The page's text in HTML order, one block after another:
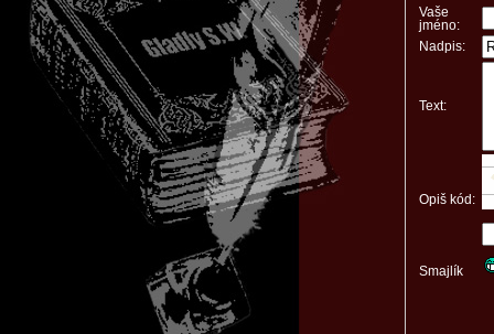
Vaše
jméno:
Nadpis:
Text:
Opiš kód:
Smajlík